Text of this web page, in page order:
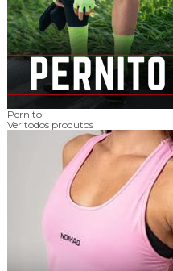
Pernito
Ver todos produtos